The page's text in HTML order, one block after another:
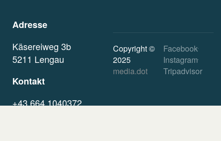
Adresse
Käsereiweg 3b
5211 Lengau
Kontakt
+43 664 1040372
Copyright ©
2025
media.dot
Facebook
Instagram
Tripadvisor